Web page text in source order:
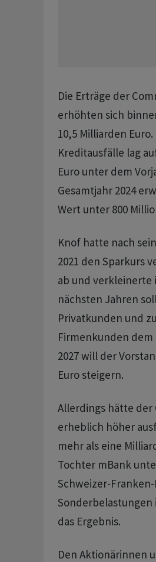
Die Erträge der
erhöhten sich
10,5 Milliarden
Kreditausfälle lag
Euro unter dem
Gesamtjahr 2024
Wert unter 800
Knof hatte nach
2021 den Sparkurs
ab und verkleinerte
nächsten Jahren
Privatkunden und
Firmenkunden
2027 will der
Euro steigern.
Allerdings hätte der
erheblich höher
mehr als eine
Tochter mBank
Schweizer-
Sonderbelastungen
das Ergebnis.
Den Aktionärinnen